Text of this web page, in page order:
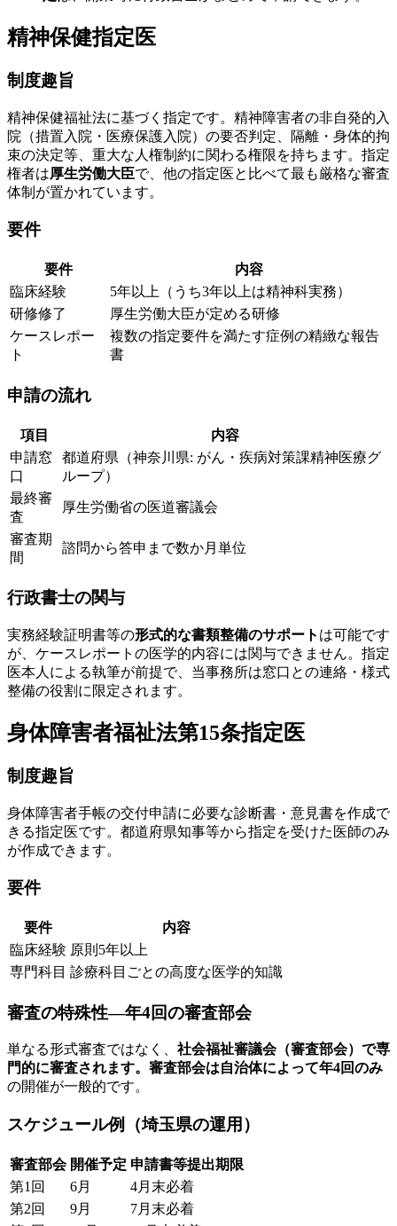
精神保健指定医
制度趣旨
精神保健福祉法に基づく指定です。精神障害者の非自発的入
院（措置入院・医療保護入院）の要否判定、隔離・身体的拘
束の決定等、重大な人権制約に関わる権限を持ちます。指定
権者は厚生労働大臣で、他の指定医と比べて最も厳格な審査
体制が置かれています。
要件
要件
内容
臨床経験
5年以上（うち3年以上は精神科実務）
研修修了
厚生労働大臣が定める研修
ケースレポー
ト
複数の指定要件を満たす症例の精緻な報告
書
申請の流れ
項目
内容
申請窓
口
都道府県（神奈川県: がん・疾病対策課精神医療グ
ループ）
最終審
査
厚生労働省の医道審議会
審査期
間
諮問から答申まで数か月単位
行政書士の関与
実務経験証明書等の形式的な書類整備のサポート は可能です
が、ケースレポートの医学的内容には関与できません。指定
医本人による執筆が前提で、当事務所は窓口との連絡・様式
整備の役割に限定されます。
身体障害者福祉法第15条指定医
制度趣旨
身体障害者手帳の交付申請に必要な診断書・意見書を作成で
きる指定医です。都道府県知事等から指定を受けた医師のみ
が作成できます。
要件
要件
内容
臨床経験 原則5年以上
専門科目 診療科目ごとの高度な医学的知識
審査の特殊性—年4回の審査部会
単なる形式審査ではなく、 社会福祉審議会（審査部会） で専
門的に審査されます。審査部会は自治体によって年4回のみ
の開催が一般的です。
スケジュール例（埼玉県の運用）
審査部会 開催予定 申請書等提出期限
第1回
6月
4月末必着
第2回
9月
7月末必着